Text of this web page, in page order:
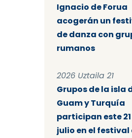
Ignacio de Forua
acogerán un
de danza con
rumanos
2026 Uztaila 21
Grupos de la isla
Guam y Turquía
participan este
julio en el festival